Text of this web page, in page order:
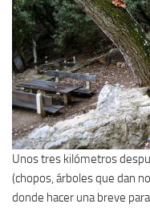
Unos tres kilómetros
(chopos, árboles que dan
donde hacer una breve